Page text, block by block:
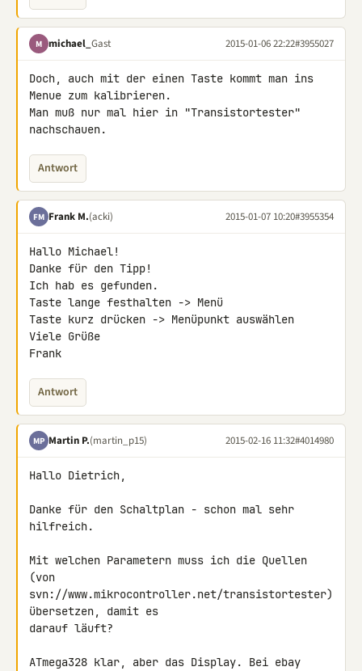
M michael_ Gast 2015-01-06 22:22#3955027
Doch, auch mit der einen Taste kommt man ins
Menue zum kalibrieren.
Man muß nur mal hier in "Transistortester"
nachschauen.
Antwort
FM Frank M.(acki) 2015-01-07 10:20#3955354
Hallo Michael!
Danke für den Tipp!
Ich hab es gefunden.
Taste lange festhalten -> Menü
Taste kurz drücken -> Menüpunkt auswählen
Viele Grüße
Frank
Antwort
MP Martin P.(martin_p15) 2015-02-16 11:32#4014980
Hallo Dietrich,
Danke für den Schaltplan - schon mal sehr
hilfreich.
Mit welchen Parametern muss ich die Quellen
(von
svn://www.mikrocontroller.net/transistortester)
übersetzen, damit es
darauf läuft?
ATmega328 klar, aber das Display. Bei ebay